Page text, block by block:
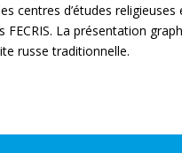
centres d’études
La présentation
russe traditionnelle.